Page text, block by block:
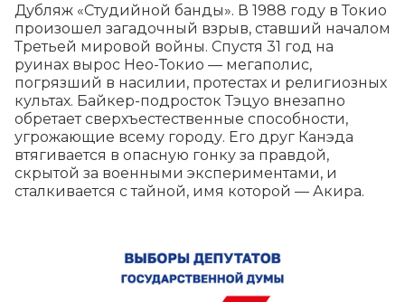
Дубляж «Студийной банды». В 1988 году в Токио
произошел загадочный взрыв, ставший началом
Третьей мировой войны. Спустя 31 год на
руинах вырос Нео-Токио — мегаполис,
погрязший в насилии, протестах и религиозных
культах. Байкер-подросток Тэцуо внезапно
обретает сверхъестественные способности,
угрожающие всему городу. Его друг Канэда
втягивается в опасную гонку за правдой,
скрытой за военными экспериментами, и
сталкивается с тайной, имя которой — Акира.